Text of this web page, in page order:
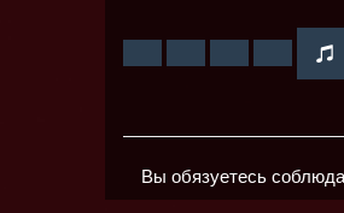
Вы обязуетесь